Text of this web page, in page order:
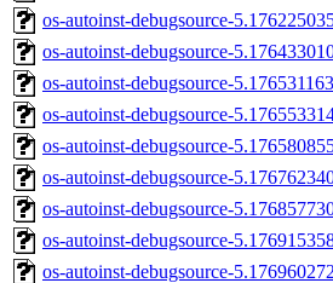
os-autoinst-debugsource-
os-autoinst-debugsource-
os-autoinst-debugsource-
os-autoinst-debugsource-
os-autoinst-debugsource-
os-autoinst-debugsource-
os-autoinst-debugsource-
os-autoinst-debugsource-
os-autoinst-debugsource-